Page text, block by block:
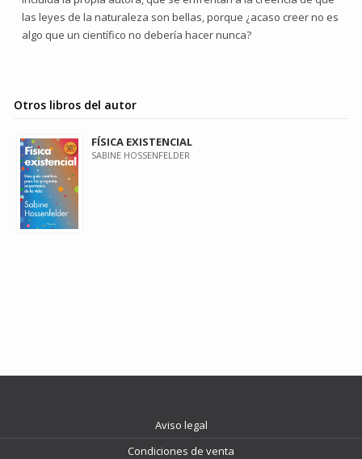
las leyes de la naturaleza son bellas, porque ¿acaso creer no es
algo que un científico no debería hacer nunca?
Otros libros del autor
FÍSICA EXISTENCIAL
SABINE HOSSENFELDER
Aviso legal
Condiciones de venta